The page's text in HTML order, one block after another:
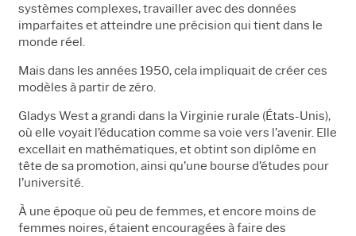
systèmes complexes, travailler avec des données
imparfaites et atteindre une précision qui tient dans le
monde réel.
Mais dans les années 1950, cela impliquait de créer ces
modèles à partir de zéro.
Gladys West a grandi dans la Virginie rurale (États-Unis),
où elle voyait l’éducation comme sa voie vers l’avenir. Elle
excellait en mathématiques, et obtint son diplôme en
tête de sa promotion, ainsi qu’une bourse d’études pour
l’université.
À une époque où peu de femmes, et encore moins de
femmes noires, étaient encouragées à faire des